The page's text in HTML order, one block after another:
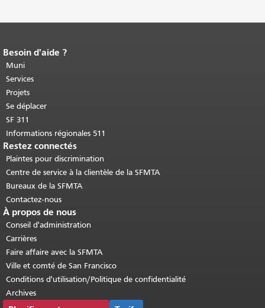
Fin du contenu de la page.
cette page se répète sur chaque page.
Retour au haut du contenu principal
Besoin d'aide ?
Muni
Services
Projets
Se déplacer
SF 311
Informations régionales 511
Restez connectés
Plaintes pour discrimination
Centre de service à la clientèle de la SFMTA
Bureaux de la SFMTA
Contactez-nous
À propos de nous
Conseil d'administration
Carrières
Faire affaire avec la SFMTA
Ville et comté de San Francisco
Conditions d'utilisation/Politique de confidentialité
Archives